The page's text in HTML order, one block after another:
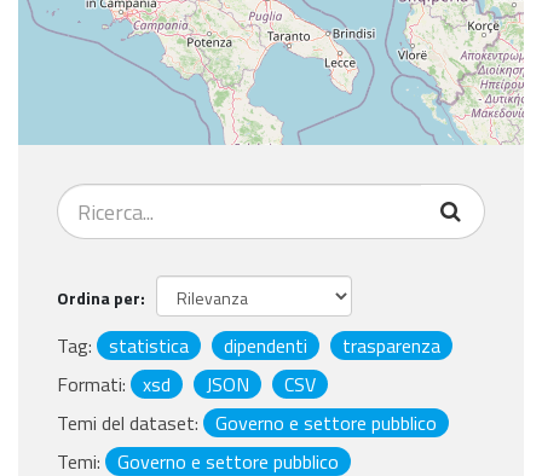
Ordina per
Tag: statistica dipendenti
trasparenza
Formati:
xsd JSON
CSV
Temi del dataset:
Governo e settore pubblico
Temi:
Governo e settore pubblico